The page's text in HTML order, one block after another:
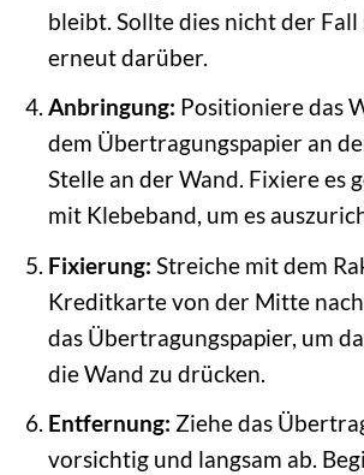
bleibt. Sollte dies nicht der Fall
erneut darüber.
Anbringung: Positioniere das
dem Übertragungspapier an
Stelle an der Wand. Fixiere es
mit Klebeband, um es
Fixierung: Streiche mit dem
Kreditkarte von der Mitte
das Übertragungspapier, um
die Wand zu drücken.
Entfernung: Ziehe das
vorsichtig und langsam ab.